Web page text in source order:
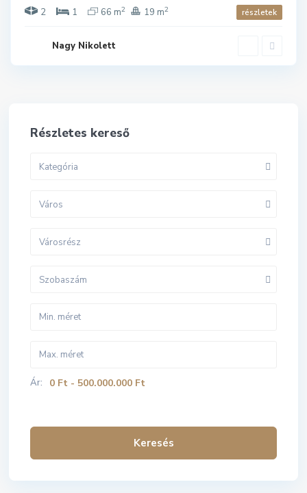
2
1 66 m2 19 m2 részletek
Nagy Nikolett
Részletes kereső
Kategória
Város
Városrész
Szobaszám
Ár: 0 Ft - 500.000.000 Ft
Keresés